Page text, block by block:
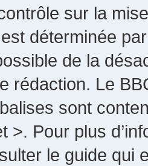
sur la
déterminée
de la
rédaction. Le
sont
>. Pour plus
le guide qui